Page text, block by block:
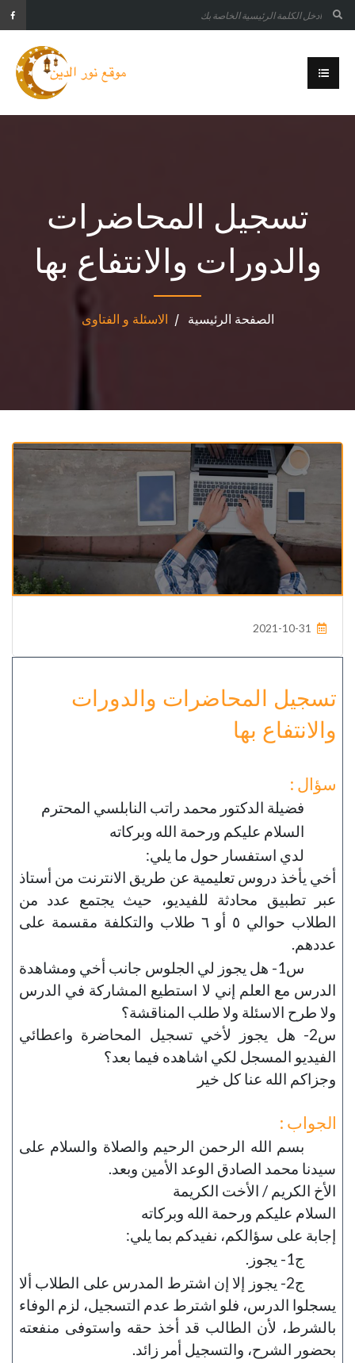
تسجيل المحاضرات
والدورات والانتفاع بها
الصفحة الرئيسية الاسئلة و الفتاوى
2021-10-31
تسجيل المحاضرات والدورات
والانتفاع بها
سؤال :
فضيلة الدكتور محمد راتب النابلسي المحترم
السلام عليكم ورحمة الله وبركاته
لدي استفسار حول ما يلي:
أخي يأخذ دروس تعليمية عن طريق الانترنت من أستاذ
عبر تطبيق محادثة للفيديو، حيث يجتمع عدد من
الطلاب حوالي ٥ أو ٦ طلاب والتكلفة مقسمة على
عددهم.
س1- هل يجوز لي الجلوس جانب أخي ومشاهدة
الدرس مع العلم إني لا استطيع المشاركة في الدرس
ولا طرح الاسئلة ولا طلب المناقشة؟
س2- هل يجوز لأخي تسجيل المحاضرة واعطائي
الفيديو المسجل لكي اشاهده فيما بعد؟
وجزاكم الله عنا كل خير
الجواب :
بسم الله الرحمن الرحيم والصلاة والسلام على
سيدنا محمد الصادق الوعد الأمين وبعد.
الأخ الكريم / الأخت الكريمة
السلام عليكم ورحمة الله وبركاته
إجابة على سؤالكم، نفيدكم بما يلي:
ج1- يجوز.
ج2- يجوز إلا إن اشترط المدرس على الطلاب ألا
يسجلوا الدرس، فلو اشترط عدم التسجيل، لزم الوفاء
بالشرط، لأن الطالب قد أخذ حقه واستوفى منفعته
بحضور الشرح، والتسجيل أمر زائد.